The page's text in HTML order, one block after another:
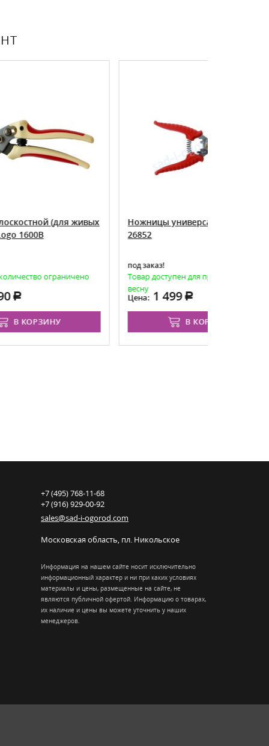
живых
Ножницы универсальные MrLogo
Товар доступен для предзаказа на
+7 (495) 768-11-68
+7 (916) 929-00-92
sales@sad-i-ogorod.com
Московская область, пл. Никольcкое
Информация на нашем сайте носит исключительно
информационный характер и ни при каких условиях
материалы и цены, размещенные на сайте, не
являются публичной офертой. Информацию о товарах,
их наличие и цены вы можете уточнить у наших
менеджеров.